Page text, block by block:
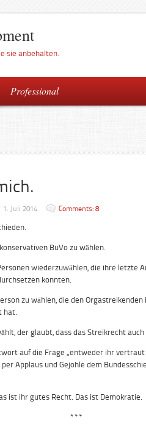
sie anbehalten.
Professional
1. Juli 2014 Comments: 8
BuVo zu wählen.
wiederzuwählen, die ihre letzte
konnten.
zu wählen, die den
hat.
der glaubt, dass das Streikrecht
auf die Frage „entweder ihr
Applaus und Gejohle dem
ist ihr gutes Recht. Das ist Demokratie.
***